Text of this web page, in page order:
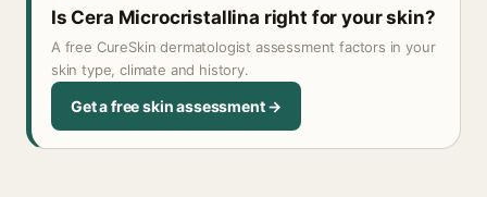
Is Cera Microcristallina right for your skin?
A free CureSkin dermatologist assessment factors in your
skin type, climate and history.
Get a free skin assessment →